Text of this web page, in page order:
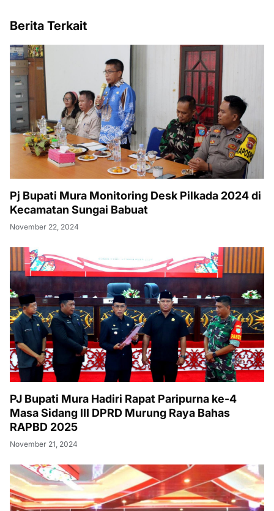
Berita Terkait
Pj Bupati Mura Monitoring Desk Pilkada 2024 di
Kecamatan Sungai Babuat
November 22, 2024
PJ Bupati Mura Hadiri Rapat Paripurna ke-4
Masa Sidang III DPRD Murung Raya Bahas
RAPBD 2025
November 21, 2024